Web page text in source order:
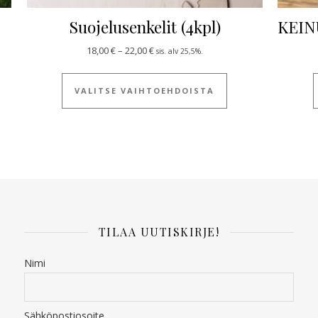
on useampi muunnelma. Voit tehdä valinnat tuotteen
Suojelusenkelit (4kpl)
18,00€– 22,00€Hintaluokka: 18,00 € - 22,00 €
sis. alv 25,5%.
VALITSE VAIHTOEHDOISTA
Tällä tuotteella on
TILAA UUTISKIRJE!
Nimi